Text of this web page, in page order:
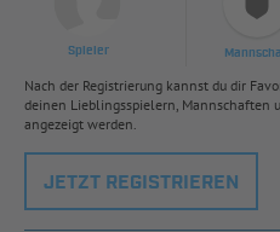
Spieler
Nach der Registrierung kannst du dir
deinen Lieblingsspielern, Mannschaften
angezeigt werden.
JETZT REGISTRIEREN